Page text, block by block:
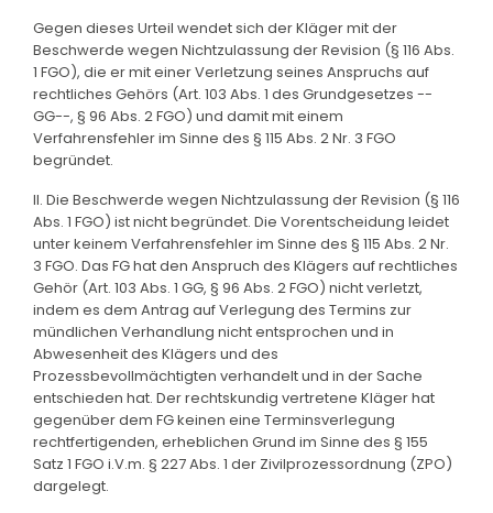
Gegen dieses Urteil wendet sich der Kläger mit der
Beschwerde wegen Nichtzulassung der Revision (§ 116 Abs.
1 FGO), die er mit einer Verletzung seines Anspruchs auf
rechtliches Gehörs (Art. 103 Abs. 1 des Grundgesetzes --
GG--, § 96 Abs. 2 FGO) und damit mit einem
Verfahrensfehler im Sinne des § 115 Abs. 2 Nr. 3 FGO
begründet.
II. Die Beschwerde wegen Nichtzulassung der Revision (§ 116
Abs. 1 FGO) ist nicht begründet. Die Vorentscheidung leidet
unter keinem Verfahrensfehler im Sinne des § 115 Abs. 2 Nr.
3 FGO. Das FG hat den Anspruch des Klägers auf rechtliches
Gehör (Art. 103 Abs. 1 GG, § 96 Abs. 2 FGO) nicht verletzt,
indem es dem Antrag auf Verlegung des Termins zur
mündlichen Verhandlung nicht entsprochen und in
Abwesenheit des Klägers und des
Prozessbevollmächtigten verhandelt und in der Sache
entschieden hat. Der rechtskundig vertretene Kläger hat
gegenüber dem FG keinen eine Terminsverlegung
rechtfertigenden, erheblichen Grund im Sinne des § 155
Satz 1 FGO i.V.m. § 227 Abs. 1 der Zivilprozessordnung (ZPO)
dargelegt.